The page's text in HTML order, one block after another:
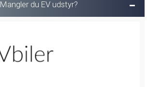
Mangler du EV udstyr?